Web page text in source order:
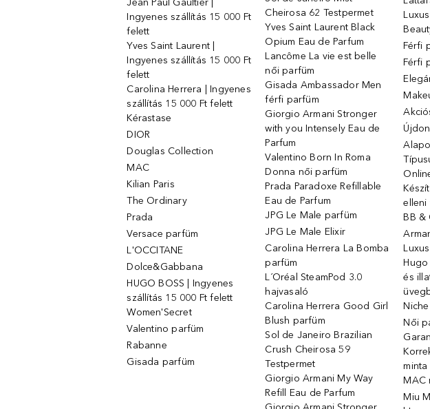
Jean Paul Gaultier |
Ingyenes szállítás 15 000 Ft
felett
Yves Saint Laurent |
Ingyenes szállítás 15 000 Ft
felett
Carolina Herrera | Ingyenes
szállítás 15 000 Ft felett
Kérastase
DIOR
Douglas Collection
MAC
Kilian Paris
The Ordinary
Prada
Versace parfüm
L'OCCITANE
Dolce&Gabbana
HUGO BOSS | Ingyenes
szállítás 15 000 Ft felett
Women'Secret
Valentino parfüm
Rabanne
Gisada parfüm
Cheirosa 62 Testpermet
Yves Saint Laurent Black
Opium Eau de Parfum
Lancôme La vie est belle
női parfüm
Gisada Ambassador Men
férfi parfüm
Giorgio Armani Stronger
with you Intensely Eau de
Parfum
Valentino Born In Roma
Donna női parfüm
Prada Paradoxe Refillable
Eau de Parfum
JPG Le Male parfüm
JPG Le Male Elixir
Carolina Herrera La Bomba
parfüm
L´Oréal SteamPod 3.0
hajvasaló
Carolina Herrera Good Girl
Blush parfüm
Sol de Janeiro Brazilian
Crush Cheirosa 59
Testpermet
Giorgio Armani My Way
Refill Eau de Parfum
Férfi
Férfi
elleni
BB &
és
Női
minta
MAC
Miu